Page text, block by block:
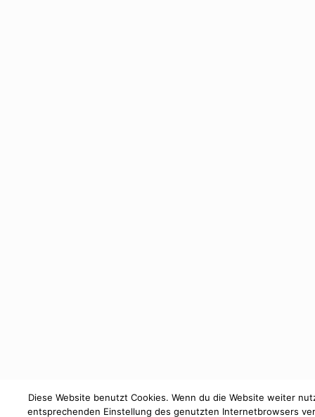
Diese Website benutzt Cookies. Wenn du die Website weiter
entsprechenden Einstellung des genutzten Internetbrowsers